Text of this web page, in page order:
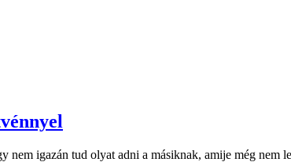
nem igazán tud olyat adni a másiknak, amije még